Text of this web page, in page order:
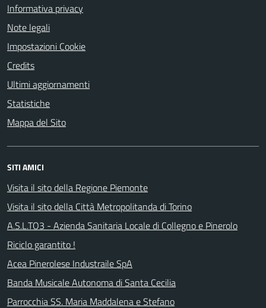
Informativa privacy
Note legali
Impostazioni Cookie
Credits
Ultimi aggiornamenti
Statistiche
Mappa del Sito
SITI AMICI
Visita il sito della Regione Piemonte
Visita il sito della Città Metropolitanda di Torino
A.S.L.TO3 - Azienda Sanitaria Locale di Collegno e Pinerolo
Riciclo garantito !
Acea Pinerolese Industraile SpA
Banda Musicale Autonoma di Santa Cecilia
Parrocchia SS. Maria Maddalena e Stefano